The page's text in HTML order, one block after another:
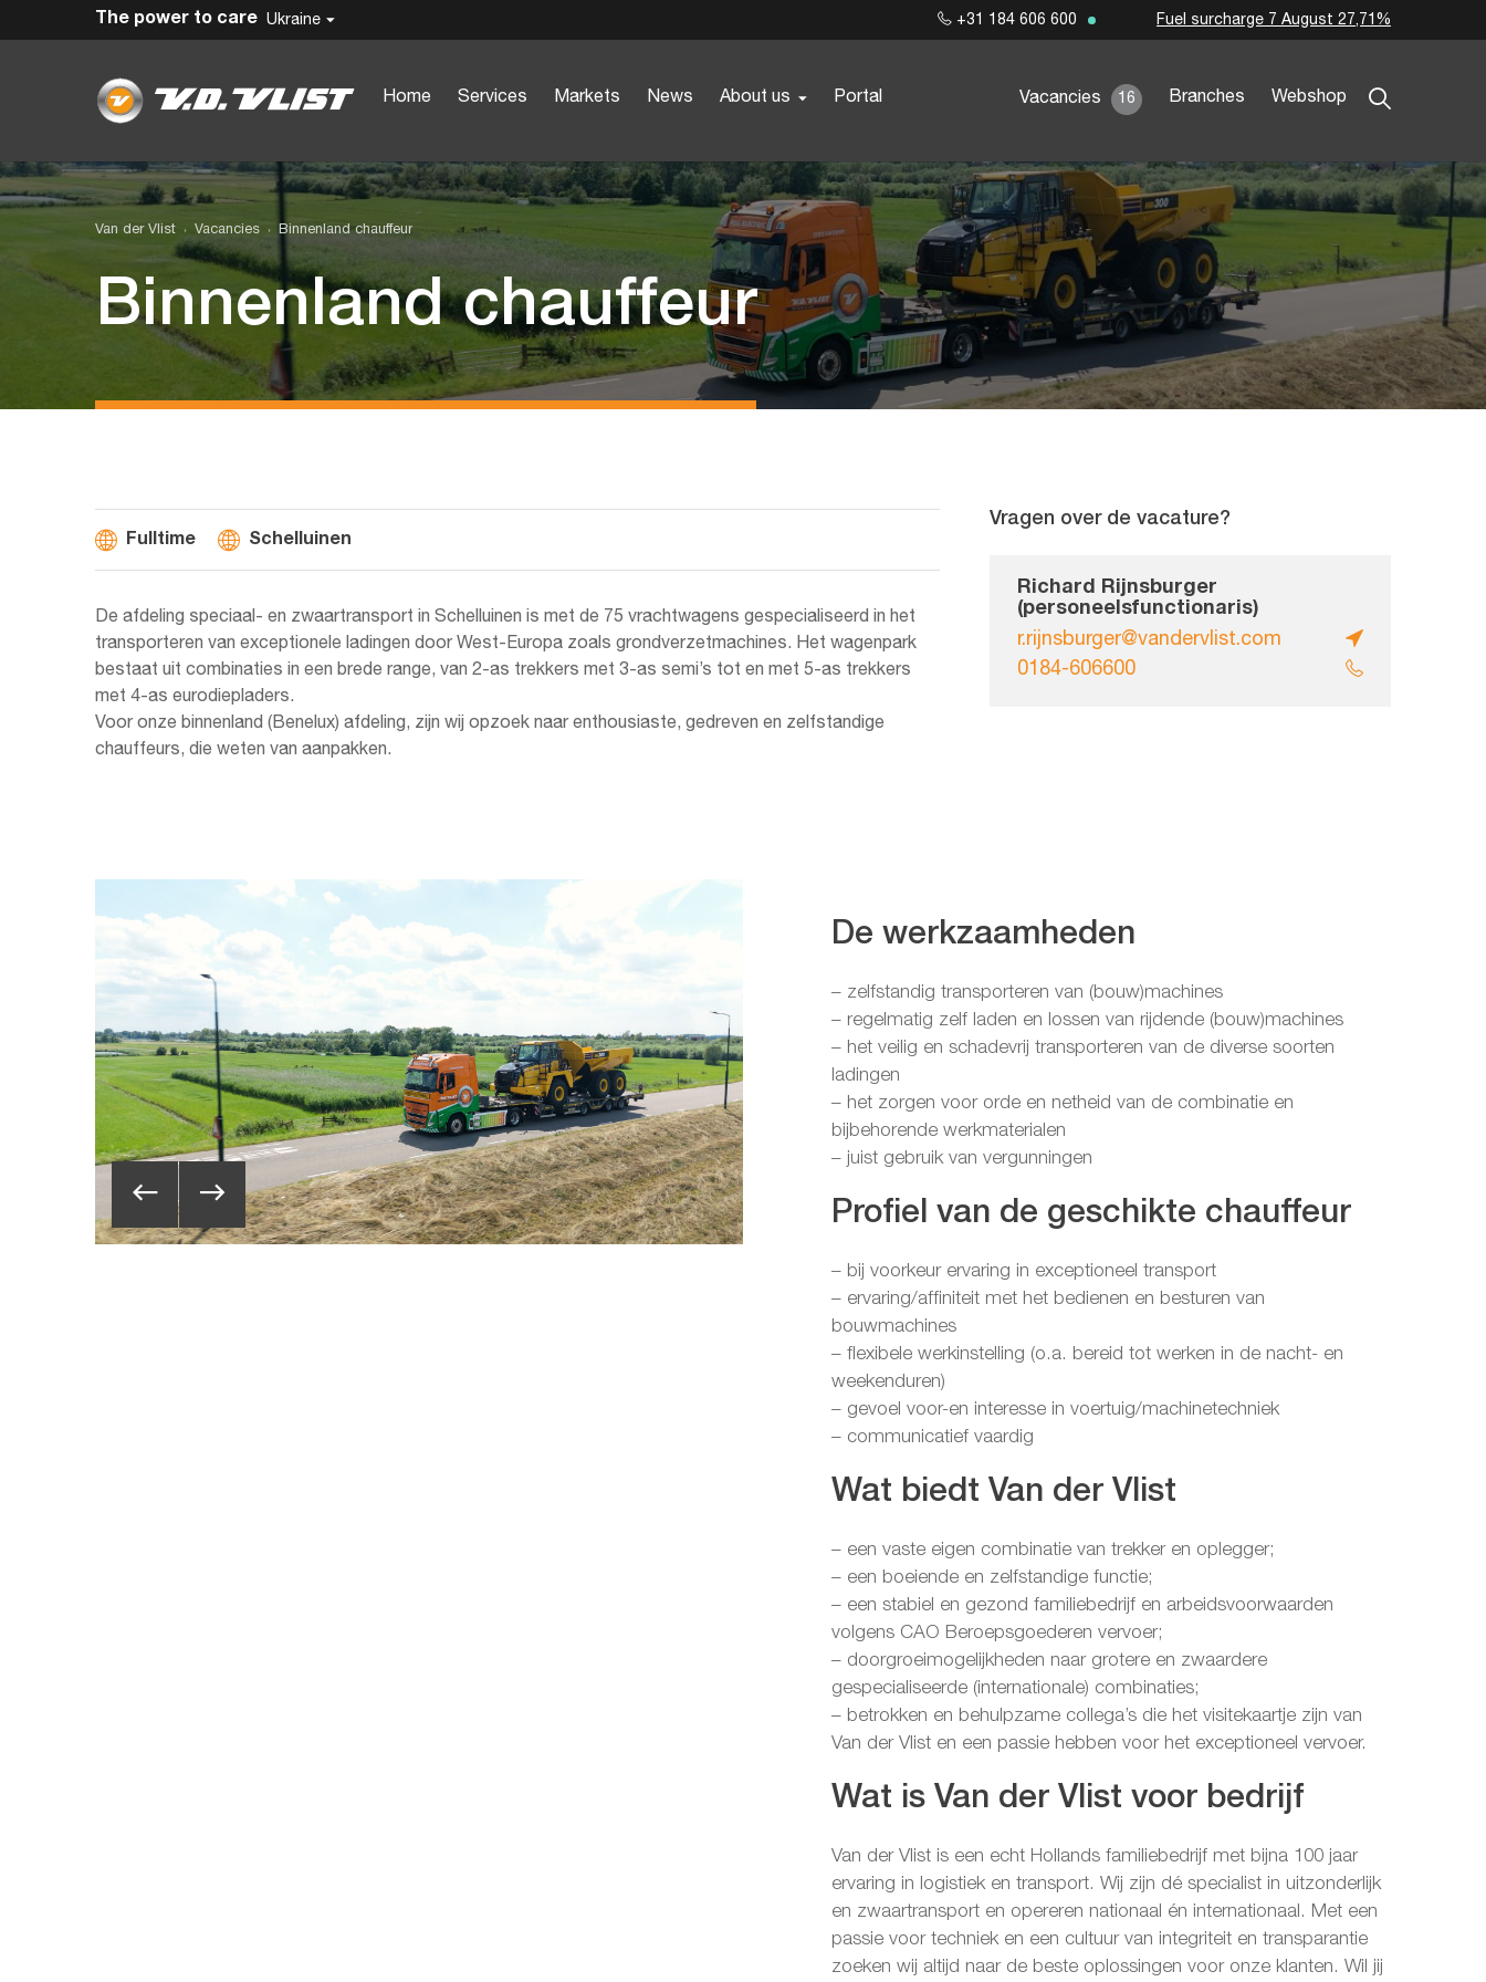
Ukraine
Home Services Markets News About us Portal Vacancies 16 Branches Webshop
The power to care +31 184 606 600 Fuel surcharge 7 August 27,71%
Van der Vlist Vacancies Binnenland chauffeur
Binnenland chauffeur
Fulltime Schelluinen
De afdeling speciaal- en zwaartransport in Schelluinen is met de 75 vrachtwagens gespecialiseerd in het
transporteren van exceptionele ladingen door West-Europa zoals grondverzetmachines. Het wagenpark
bestaat uit combinaties in een brede range, van 2-as trekkers met 3-as semi’s tot en met 5-as trekkers
met 4-as eurodiepladers.
Voor onze binnenland (Benelux) afdeling, zijn wij opzoek naar enthousiaste, gedreven en zelfstandige
chauffeurs, die weten van aanpakken.
Vragen over de vacature?
Richard Rijnsburger
(personeelsfunctionaris)
r.rijnsburger@vandervlist.com
0184-606600
De werkzaamheden
– zelfstandig transporteren van (bouw)machines
– regelmatig zelf laden en lossen van rijdende (bouw)machines
– het veilig en schadevrij transporteren van de diverse soorten
ladingen
– het zorgen voor orde en netheid van de combinatie en
bijbehorende werkmaterialen
– juist gebruik van vergunningen
Profiel van de geschikte chauffeur
– bij voorkeur ervaring in exceptioneel transport
– ervaring/affiniteit met het bedienen en besturen van
bouwmachines
– flexibele werkinstelling (o.a. bereid tot werken in de nacht- en
weekenduren)
– gevoel voor-en interesse in voertuig/machinetechniek
– communicatief vaardig
Wat biedt Van der Vlist
– een vaste eigen combinatie van trekker en oplegger;
– een boeiende en zelfstandige functie;
– een stabiel en gezond familiebedrijf en arbeidsvoorwaarden
volgens CAO Beroepsgoederen vervoer;
– doorgroeimogelijkheden naar grotere en zwaardere
gespecialiseerde (internationale) combinaties;
– betrokken en behulpzame collega’s die het visitekaartje zijn van
Van der Vlist en een passie hebben voor het exceptioneel vervoer.
Wat is Van der Vlist voor bedrijf
Van der Vlist is een echt Hollands familiebedrijf met bijna 100 jaar
ervaring in logistiek en transport. Wij zijn dé specialist in uitzonderlijk
en zwaartransport en opereren nationaal én internationaal. Met een
passie voor techniek en een cultuur van integriteit en transparantie
zoeken wij altijd naar de beste oplossingen voor onze klanten. Wil jij